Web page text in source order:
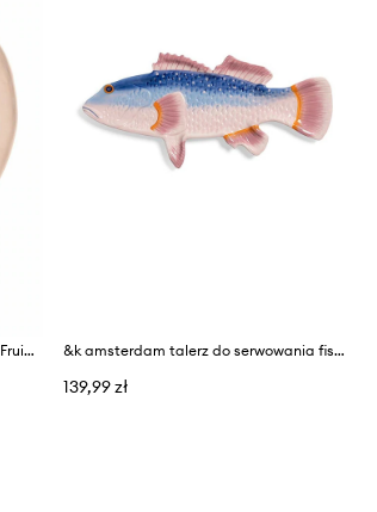
&k amsterdam talerz przystawkowy Fruitful Fig 6,5 cm &k amsterdam talerz do serwowania fish perch 38 x 18 cm
139,99 zł